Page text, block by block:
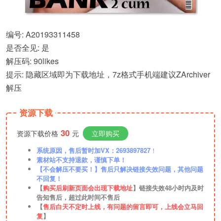
编号: A20193311458
是否全见: 是
解压码: 90likes
提示: 隐藏区域即为下载地址，7z格式手机端建议ZArchiver
解压
资源下载
资源下载价格 30 元 立即购买
系统原因，售后暂时加VX：2693897827 ！
素材站不支持退款，谨慎下单！
【不会解压不要买！】售后只解决链接失效问题，其他问题
不回复！
【购买后刷新页面会出现下载地址】链接失效48小时内及时
告知售后，超过此时间不售后
【售后白天不定时上线，有问题的留言即可，上线会立马回
复】